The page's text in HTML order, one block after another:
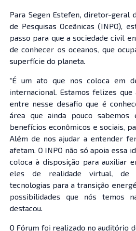
Para Segen Estefen, diretor-geral
de Pesquisas Oceânicas (INPO),
passo para que a sociedade civil
de conhecer os oceanos, que
superfície do planeta.
“É um ato que nos coloca em
internacional. Estamos felizes que
entre nesse desafio que é
área que ainda pouco
benefícios econômicos e sociais,
Além de nos ajudar a entender
afetam. O INPO não só apoia essa
coloca à disposição para auxiliar
eles de realidade virtual, de
tecnologias para a transição
possibilidades que nós temos
destacou.
O Fórum foi realizado no auditório